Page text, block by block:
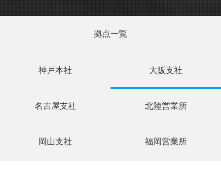
拠点一覧
神戸本社 大阪支社
名古屋支社 北陸営業所
岡山支社 福岡営業所